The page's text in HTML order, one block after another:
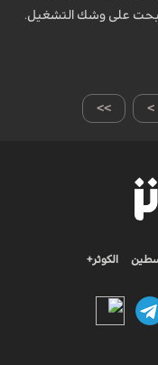
على وشك التشغيل.
>> >
الكوثر+